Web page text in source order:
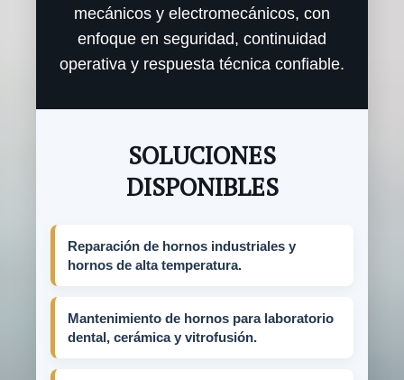
mecánicos y electromecánicos, con
enfoque en seguridad, continuidad
operativa y respuesta técnica confiable.
SOLUCIONES
DISPONIBLES
Reparación de hornos industriales y
hornos de alta temperatura.
Mantenimiento de hornos para laboratorio
dental, cerámica y vitrofusión.